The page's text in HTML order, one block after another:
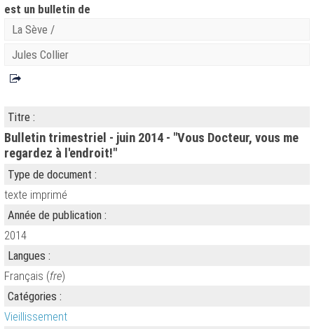
est un bulletin de
La Sève /
Jules Collier
Titre :
Bulletin trimestriel - juin 2014 - "Vous Docteur, vous me
regardez à l'endroit!"
Type de document :
texte imprimé
Année de publication :
2014
Langues :
Français (fre)
Catégories :
Vieillissement